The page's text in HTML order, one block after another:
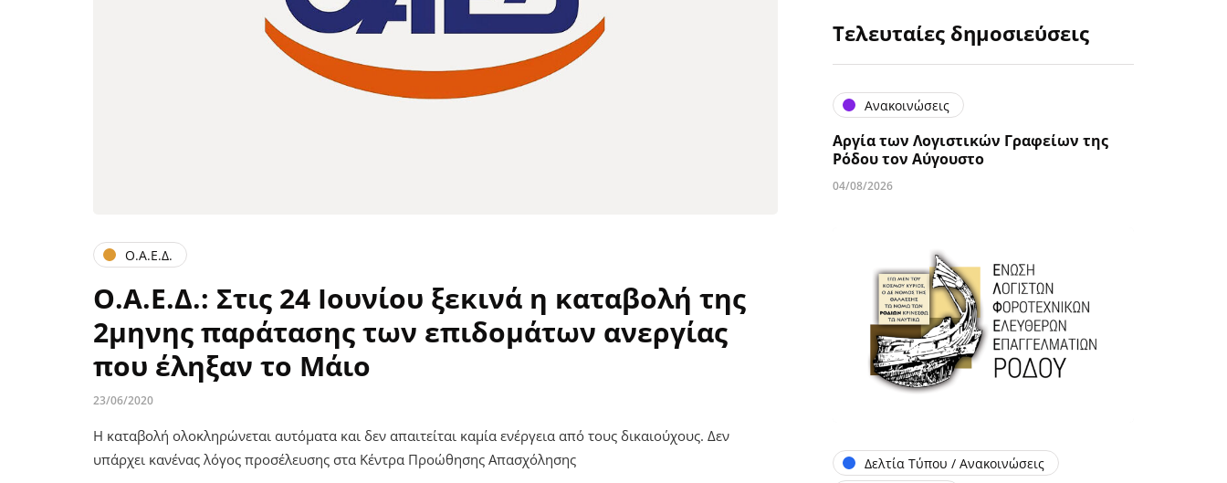
Ο.Α.Ε.Δ.
Ο.Α.Ε.Δ.: Στις 24 Ιουνίου ξεκινά η καταβολή της
2μηνης παράτασης των επιδομάτων ανεργίας
που έληξαν το Μάιο
23/06/2020
Η καταβολή ολοκληρώνεται αυτόματα και δεν απαιτείται καμία ενέργεια από τους δικαιούχους. Δεν
υπάρχει κανένας λόγος προσέλευσης στα Κέντρα Προώθησης Απασχόλησης
Τελευταίες δημοσιεύσεις
Ανακοινώσεις
Αργία των Λογιστικών Γραφείων της
Ρόδου τον Αύγουστο
04/08/2026
Δελτία Τύπου / Ανακοινώσεις